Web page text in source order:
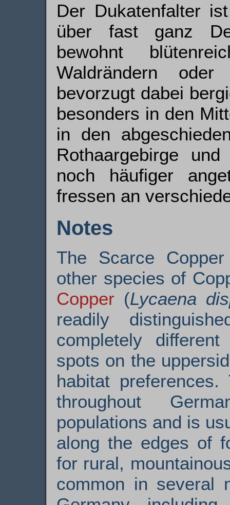
Der Dukatenfalter
über fast ganz
bewohnt
Waldrändern
bevorzugt dabei
besonders in den
in den
Rothaargebirge
noch häufiger
fressen an
Notes
The Scarce
other species of
Copper (Lycaena
readily
completely
spots on the
habitat
throughout
populations and is
along the edges of
for rural,
common in several